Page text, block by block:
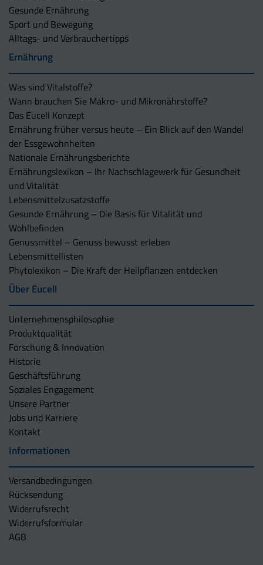
Gesunde Ernährung
Sport und Bewegung
Alltags- und Verbrauchertipps
Ernährung
Was sind Vitalstoffe?
Wann brauchen Sie Makro- und Mikronährstoffe?
Das Eucell Konzept
Ernährung früher versus heute – Ein Blick auf den Wandel
der Essgewohnheiten
Nationale Ernährungsberichte
Ernährungslexikon – Ihr Nachschlagewerk für Gesundheit
und Vitalität
Lebensmittelzusatzstoffe
Gesunde Ernährung – Die Basis für Vitalität und
Wohlbefinden
Genussmittel – Genuss bewusst erleben
Lebensmittellisten
Phytolexikon – Die Kraft der Heilpflanzen entdecken
Über Eucell
Unternehmens­philosophie
Produktqualität
Forschung & Innovation
Historie
Geschäftsführung
Soziales Engagement
Unsere Partner
Jobs und Karriere
Kontakt
Informationen
Versandbedingungen
Rücksendung
Widerrufsrecht
Widerrufsformular
AGB